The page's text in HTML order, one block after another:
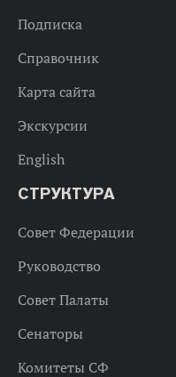
Подписка
Справочник
Карта сайта
Экскурсии
English
СТРУКТУРА
Совет Федерации
Руководство
Совет Палаты
Сенаторы
Комитеты СФ